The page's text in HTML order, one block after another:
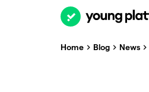
Home Blog News